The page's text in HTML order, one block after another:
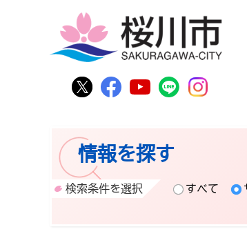
桜川市公式Twitter
桜川市公式Facebook
桜川市公式
桜川市公
情報を探す
検索条件を選択 すべて